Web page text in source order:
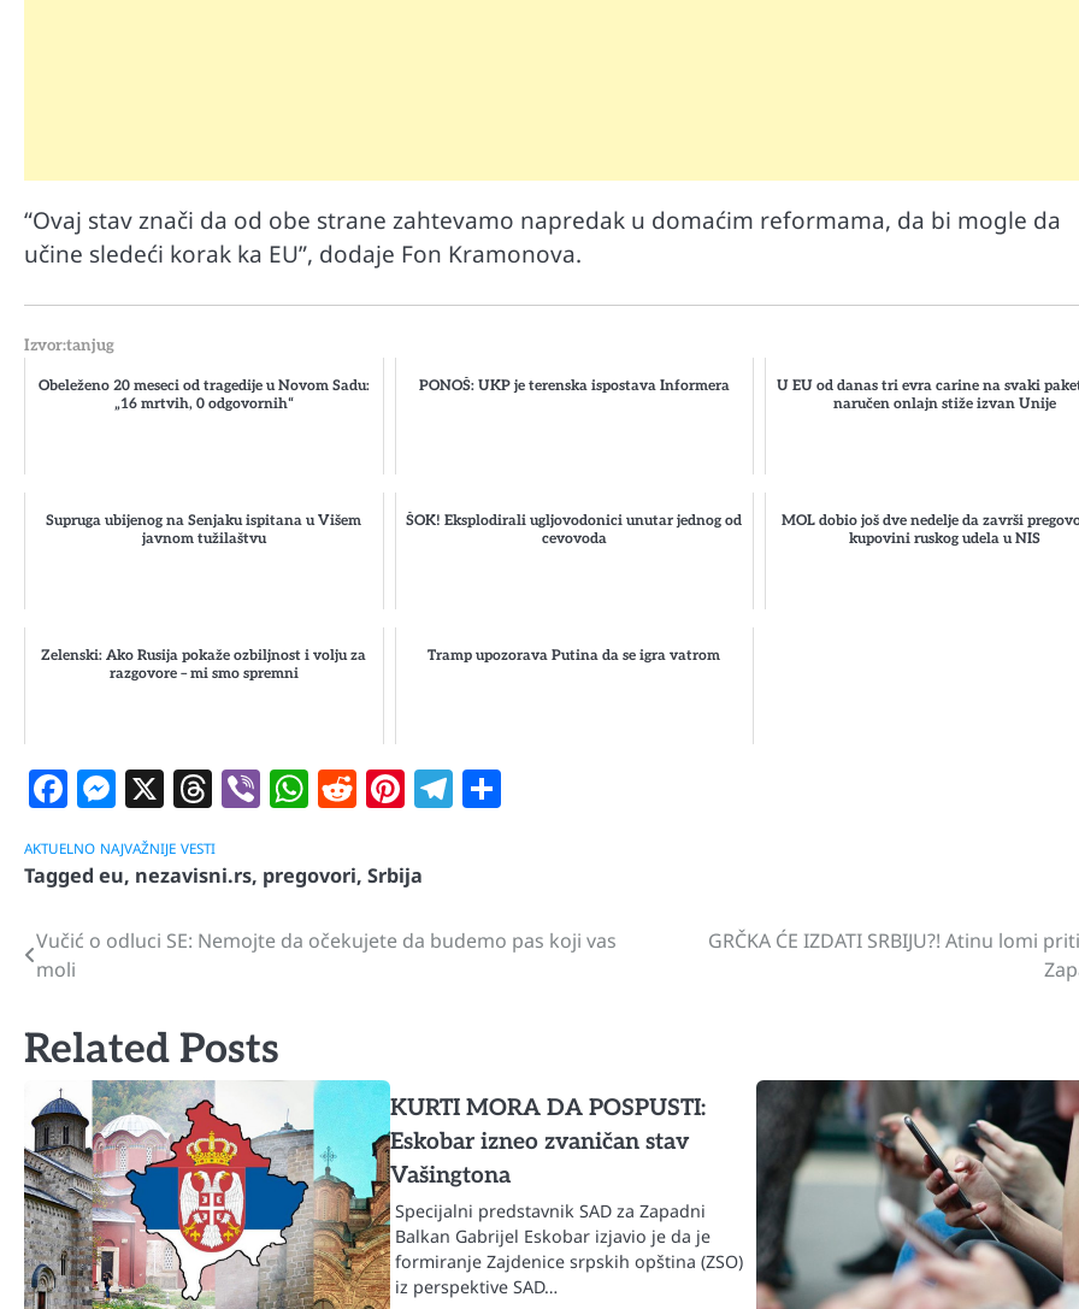
“Ovaj stav znači da od obe strane zahtevamo napredak u domaćim reformama, da bi mogle da
učine sledeći korak ka EU”, dodaje Fon Kramonova.
Izvor:tanjug
Obeleženo 20 meseci od tragedije u Novom Sadu:
„16 mrtvih, 0 odgovornih“
PONOŠ: UKP je terenska ispostava Informera
U EU od danas tri evra carine na svaki
naručen onlajn stiže izvan Unije
Supruga ubijenog na Senjaku ispitana u Višem
javnom tužilaštvu
ŠOK! Eksplodirali ugljovodonici unutar jednog od
cevovoda
MOL dobio još dve nedelje da završi
kupovini ruskog udela u NIS
Zelenski: Ako Rusija pokaže ozbiljnost i volju za
razgovore – mi smo spremni
Tramp upozorava Putina da se igra vatrom
Facebook
Messenger
X Threads
ViberWhatsApp
Reddit
Pinterest
Telegram
AKTUELNO NAJVAŽNIJE VESTI
Tagged eu, nezavisni.rs, pregovori, Srbija
Navigacija
Vučić o odluci SE: Nemojte da očekujete da budemo pas koji vas
moli
GRČKA ĆE IZDATI SRBIJU?! Atinu lomi
Related Posts
KURTI MORA DA POSPUSTI:
Eskobar izneo zvaničan stav
Vašingtona
Specijalni predstavnik SAD za Zapadni
Balkan Gabrijel Eskobar izjavio je da je
formiranje Zajdenice srpskih opština (ZSO)
iz perspektive SAD…